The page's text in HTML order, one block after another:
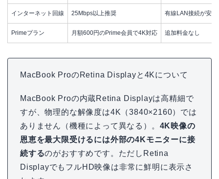
インターネット回線 25Mbps以上推奨 有線LAN接続が安定
Primeプラン 月額600円のPrime会員で4K対応 追加料金なし
MacBook ProのRetina Displayと4Kについて
MacBook Proの内蔵Retina Displayは高精細で
すが、物理的な解像度は4K（3840×2160）では
ありません（機種によって異なる）。 4K映像の
恩恵を最大限受けるには外部の4Kモニターに接
続するのがおすすめです。ただしRetina
DisplayでもフルHD映像は非常に鮮明に表示さ